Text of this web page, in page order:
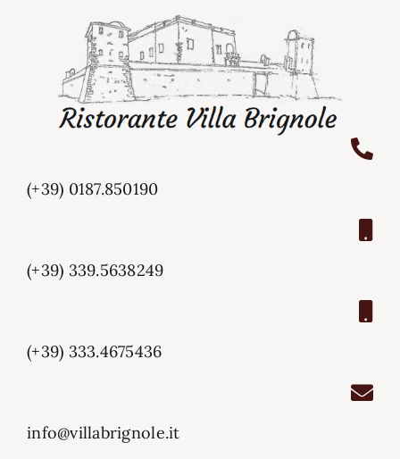
(+39) 0187.850190
(+39) 339.5638249
(+39) 333.4675436
info@villabrignole.it